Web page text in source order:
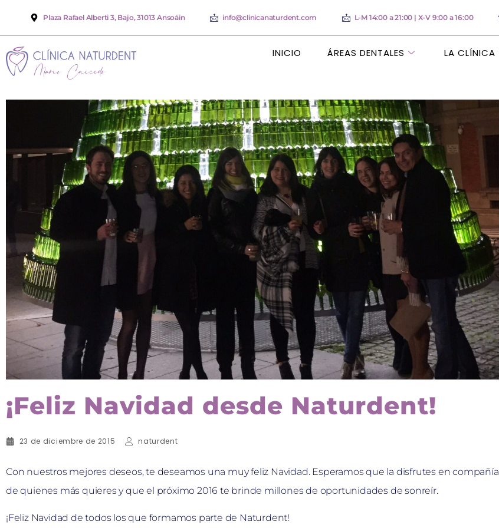
Plaza Rafael Alberti 3, Bajo, 31013 Ansoáin info@clinicanaturdent.com L-M 14:00 a 21:00 | X-V 9:00 a 16:00
INICIO ÁREAS DENTALES LA CLÍNICA
¡Feliz Navidad desde Naturdent!
23 de diciembre de 2015 naturdent
Con nuestros mejores deseos, te deseamos una muy feliz Navidad. Esperamos que la disfrutes en compañía
de quienes más quieres y que el próximo 2016 te brinde millones de oportunidades de sonreír.
¡Feliz Navidad de todos los que formamos parte de Naturdent!